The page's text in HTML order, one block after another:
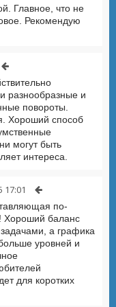
Главное, что не
Рекомендую
разнообразные и
повороты.
Хороший способ
могут быть
интереса.
17:01
по-
Хороший баланс
а графика
уровней и
для коротких